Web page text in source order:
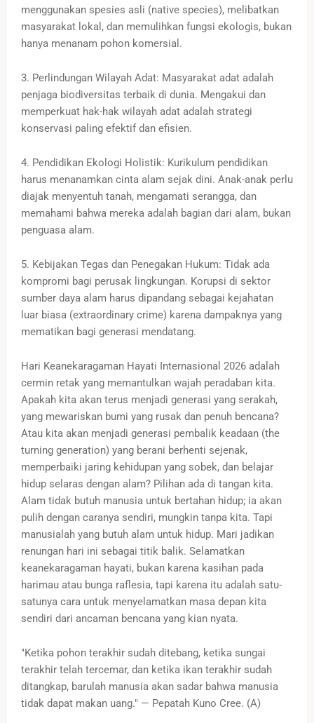
menggunakan spesies asli (native species), melibatkan
masyarakat lokal, dan memulihkan fungsi ekologis, bukan
hanya menanam pohon komersial.
3. Perlindungan Wilayah Adat: Masyarakat adat adalah
penjaga biodiversitas terbaik di dunia. Mengakui dan
memperkuat hak-hak wilayah adat adalah strategi
konservasi paling efektif dan efisien.
4. Pendidikan Ekologi Holistik: Kurikulum pendidikan
harus menanamkan cinta alam sejak dini. Anak-anak perlu
diajak menyentuh tanah, mengamati serangga, dan
memahami bahwa mereka adalah bagian dari alam, bukan
penguasa alam.
5. Kebijakan Tegas dan Penegakan Hukum: Tidak ada
kompromi bagi perusak lingkungan. Korupsi di sektor
sumber daya alam harus dipandang sebagai kejahatan
luar biasa (extraordinary crime) karena dampaknya yang
mematikan bagi generasi mendatang.
Hari Keanekaragaman Hayati Internasional 2026 adalah
cermin retak yang memantulkan wajah peradaban kita.
Apakah kita akan terus menjadi generasi yang serakah,
yang mewariskan bumi yang rusak dan penuh bencana?
Atau kita akan menjadi generasi pembalik keadaan (the
turning generation) yang berani berhenti sejenak,
memperbaiki jaring kehidupan yang sobek, dan belajar
hidup selaras dengan alam? Pilihan ada di tangan kita.
Alam tidak butuh manusia untuk bertahan hidup; ia akan
pulih dengan caranya sendiri, mungkin tanpa kita. Tapi
manusialah yang butuh alam untuk hidup. Mari jadikan
renungan hari ini sebagai titik balik. Selamatkan
keanekaragaman hayati, bukan karena kasihan pada
harimau atau bunga raflesia, tapi karena itu adalah satu-
satunya cara untuk menyelamatkan masa depan kita
sendiri dari ancaman bencana yang kian nyata.
"Ketika pohon terakhir sudah ditebang, ketika sungai
terakhir telah tercemar, dan ketika ikan terakhir sudah
ditangkap, barulah manusia akan sadar bahwa manusia
tidak dapat makan uang." — Pepatah Kuno Cree. (A)